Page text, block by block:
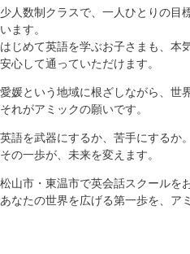
少人数制クラスで、一人ひとりの目
います。
はじめて英語を学ぶお子さまも、本
安心して通っていただけます。
愛媛という地域に根ざしながら、世
それがアミックの願いです。
英語を武器にするか、苦手にするか。
その一歩が、未来を変えます。
松山市・東温市で英会話スクールを
あなたの世界を広げる第一歩を、ア